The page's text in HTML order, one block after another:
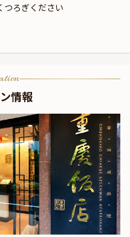
つろぎください
情報